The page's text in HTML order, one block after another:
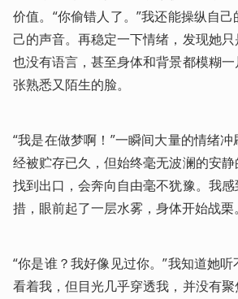
价值。“你偷错人了。”我还能操纵自
己的声音。再稳定一下情绪，发现她
也没有语言，甚至身体和背景都模糊
张熟悉又陌生的脸。
“我是在做梦啊！”一瞬间大量的情绪
经被贮存已久，但始终毫无波澜的安
找到出口，会奔向自由毫不犹豫。我
措，眼前起了一层水雾，身体开始战栗。
“你是谁？我好像见过你。”我知道她
看着我，但目光几乎穿透我，并没有